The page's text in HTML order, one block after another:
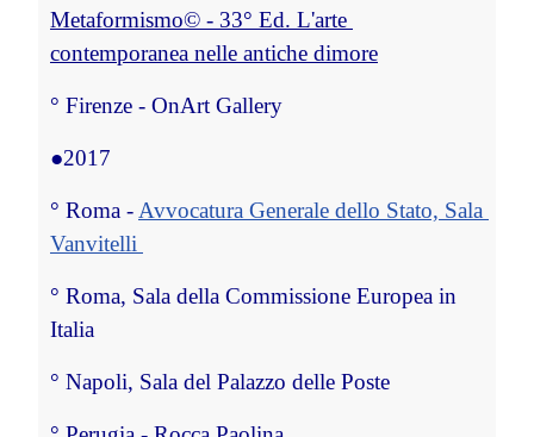
Metaformismo© - 33° Ed. L'arte
contemporanea nelle antiche dimore
° Firenze - OnArt Gallery
●2017
° Roma - Avvocatura Generale dello Stato, Sala
Vanvitelli
° Roma, Sala della Commissione Europea in
Italia
° Napoli, Sala del Palazzo delle Poste